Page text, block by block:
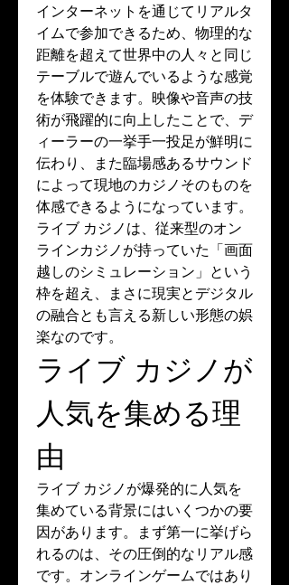
インターネットを通じてリアルタ
イムで参加できるため、物理的な
距離を超えて世界中の人々と同じ
テーブルで遊んでいるような感覚
を体験できます。映像や音声の技
術が飛躍的に向上したことで、デ
ィーラーの一挙手一投足が鮮明に
伝わり、また臨場感あるサウンド
によって現地のカジノそのものを
体感できるようになっています。
ライブ カジノは、従来型のオン
ラインカジノが持っていた「画面
越しのシミュレーション」という
枠を超え、まさに現実とデジタル
の融合とも言える新しい形態の娯
楽なのです。
ライブ カジノが
人気を集める理
由
ライブ カジノが爆発的に人気を
集めている背景にはいくつかの要
因があります。まず第一に挙げら
れるのは、その圧倒的なリアル感
です。オンラインゲームではあり